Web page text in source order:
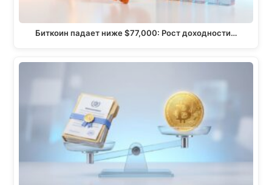
Биткоин падает ниже $77,000: Рост доходности…